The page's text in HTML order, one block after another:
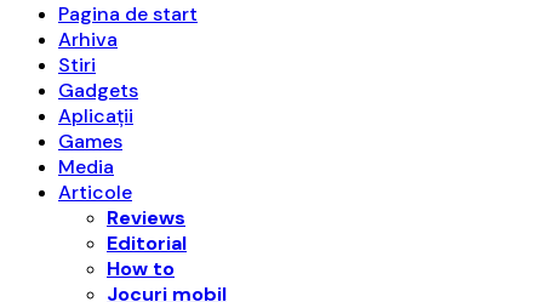
Pagina de start
Arhiva
Stiri
Gadgets
Aplicații
Games
Media
Articole
Reviews
Editorial
How to
Jocuri mobil